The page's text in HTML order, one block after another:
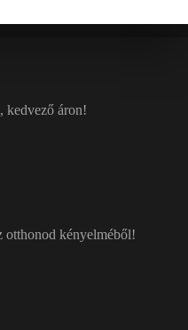
kedvező áron!
otthonod kényelméből!